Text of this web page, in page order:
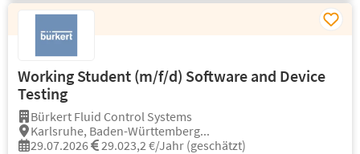
Working Student (m/f/d) Software and Device
Testing
Bürkert Fluid Control Systems
Karlsruhe, Baden-Württemberg...
29.07.2026
29.023,2 €/Jahr (geschätzt)